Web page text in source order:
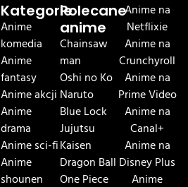
Kategorie
Anime
komedia
Anime
fantasy
Anime akcji
Anime
drama
Anime sci-fi
Anime
shounen
Polecane
anime
Chainsaw
man
Oshi no Ko
Naruto
Blue Lock
Jujutsu
Kaisen
Dragon Ball
One Piece
Anime na
Netflixie
Anime na
Crunchyroll
Anime na
Prime Video
Anime na
Canal+
Anime na
Disney Plus
Anime